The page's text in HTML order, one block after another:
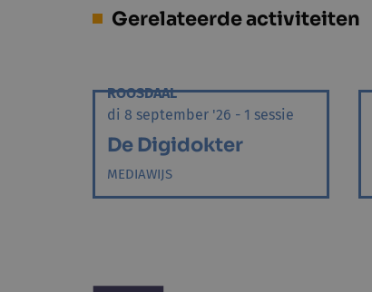
Gerelateerde activiteiten
ROOSDAAL
di 8 september '26 - 1 sessie
De Digidokter
MEDIAWIJS